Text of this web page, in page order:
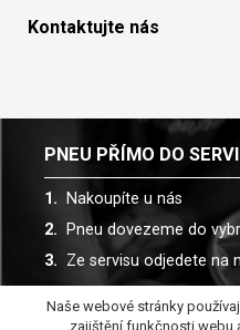
Kontaktujte nás
PNEU PŘÍMO DO
Nakoupíte u nás
Pneu dovezeme do
Ze servisu odjedete na
Spolupracujeme s více než
Naše webové stránky
zajištění funkčnosti webu